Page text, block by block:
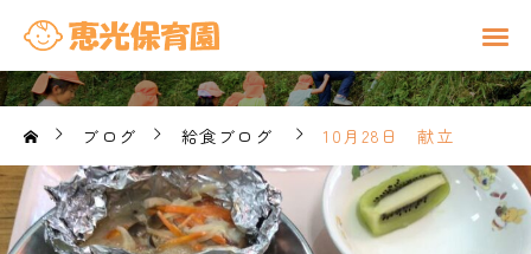
ブログ 給食ブログ 10月28日 献立